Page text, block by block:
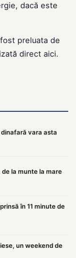
dacă este
preluata de
direct aici.
vara asta
la munte la mare
în 11 minute de
un weekend de